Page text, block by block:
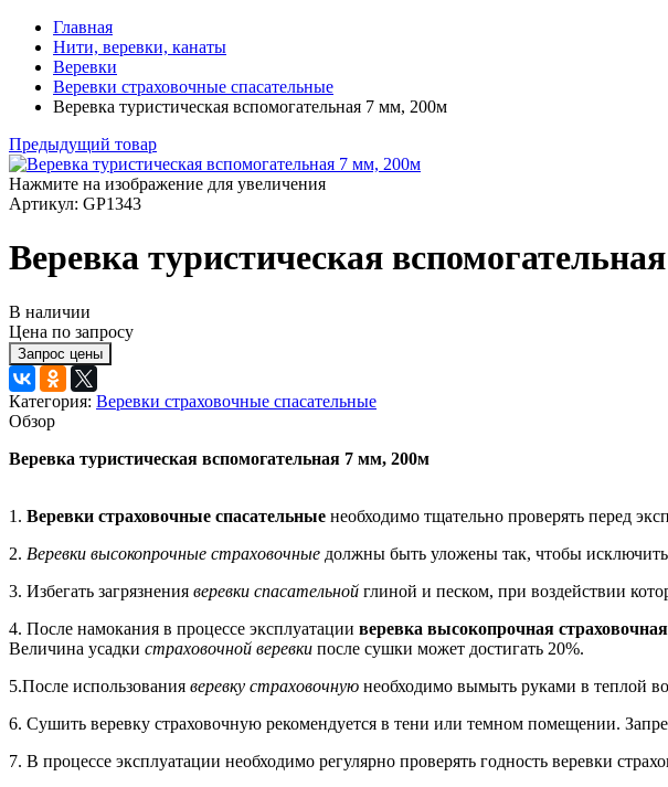
Главная
Нити, веревки, канаты
Веревки
Веревки страховочные спасательные
Веревка туристическая вспомогательная 7 мм, 200м
Предыдущий товар
Нажмите на изображение для увеличения
Артикул: GP1343
Веревка туристическая
В наличии
Цена по запросу
Категория: Веревки страховочные спасательные
Обзор
Веревка туристическая вспомогательная 7 мм, 200м
1. Веревки страховочные спасательные необходимо тщательно проверять перед
2. Веревки высокопрочные страховочные должны быть уложены так, чтобы исключить
3. Избегать загрязнения веревки спасательной глиной и песком, при воздействии
4. После намокания в процессе эксплуатации веревка высокопрочная страховочная
Величина усадки страховочной веревки после сушки может достигать 20%.
5.После использования веревку страховочную необходимо вымыть руками в теплой
6. Сушить веревку страховочную рекомендуется в тени или темном помещении.
7. В процессе эксплуатации необходимо регулярно проверять годность веревки